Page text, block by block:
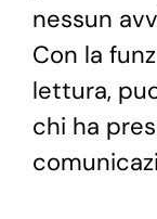
nessun
Con la
lettura,
chi ha